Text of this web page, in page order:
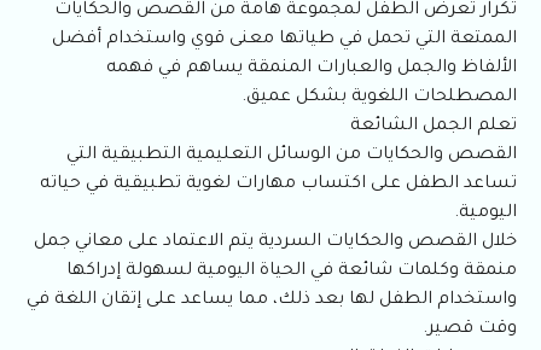
تكرار تعرض الطفل لمجموعة هامة من القصص والحكايات
الممتعة التي تحمل في طياتها معنى قوي واستخدام أفضل
الألفاظ والجمل والعبارات المنمقة يساهم في فهمه
المصطلحات اللغوية بشكل عميق.
تعلم الجمل الشائعة
القصص والحكايات من الوسائل التعليمية التطبيقية التي
تساعد الطفل على اكتساب مهارات لغوية تطبيقية في حياته
اليومية.
خلال القصص والحكايات السردية يتم الاعتماد على معاني جمل
منمقة وكلمات شائعة في الحياة اليومية لسهولة إدراكها
واستخدام الطفل لها بعد ذلك، مما يساعد على إتقان اللغة في
وقت قصير.